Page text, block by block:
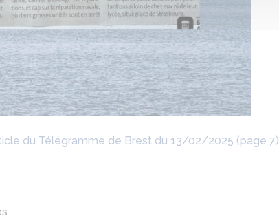
du Télégramme de Brest du 13/02/2025 (page 7)